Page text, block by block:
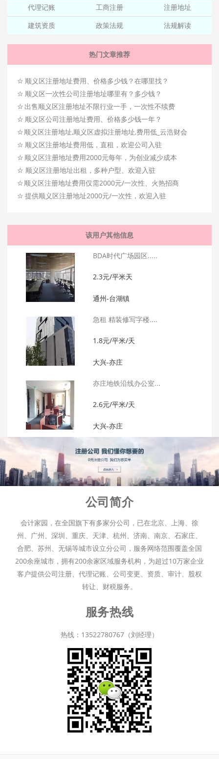
代理记账 工商注册
注册地址
建筑资质
政策法规 法规解读
热门文章推荐
☆ 顺义区注册地址费用、价格多少钱？在哪里找？
☆ 顺义区一次性公司注册地址哪里有？多少钱？
☆ 出售顺义区注册地址不限行业一手，一次性不续费
☆ 顺义区公司注册地址费用、价格多少钱一年？
☆ 顺义区注册地址,顺义区虚拟注册地址,费用低_云浩财会
☆ 顺义区注册地址费用低，直租，欢迎公司入驻
☆ 顺义区注册地址费用2000元每年，为创业减少成本
☆ 顺义区注册地址出租，多种户型、欢迎入驻
☆ 顺义区注册地址费用仅需2000元/一次性、火热招商
☆ 提供顺义区注册地址2000元/一次性，欢迎入驻
该用户其他信息
BDA时代广场园区.....
2.3元/平米天
通州-台湖镇
急租 精装修写字楼....
1.8元/平米/天
大兴-亦庄
亦庄地铁沿线办公室...
2.6元/平米/天
大兴-亦庄
公司简介
会计家园，在全国旗下有多家分公司，已在北京、上海、徐
州、广州、深圳、重庆、天津、杭州、济南、南京、石家庄、
合肥、苏州、无锡等城市设立分公司，服务网络范围覆盖全国
200余座城市，拥有200余家区域服务机构，为超过10万家企业
客户提供公司注册、代理记账、公司变更、资质、审计、股权
转让、财税服务。
服务热线
热线：13522780767（刘经理）